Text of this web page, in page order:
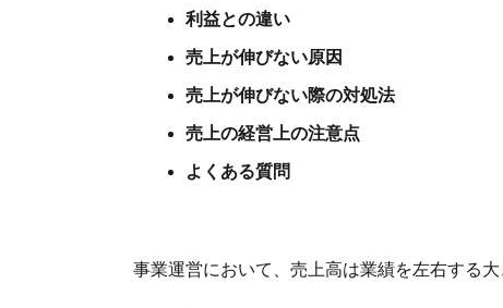
利益との違い
売上が伸びない原因
売上が伸びない際の対処法
売上の経営上の注意点
よくある質問
事業運営において、売上高は業績を左右する大